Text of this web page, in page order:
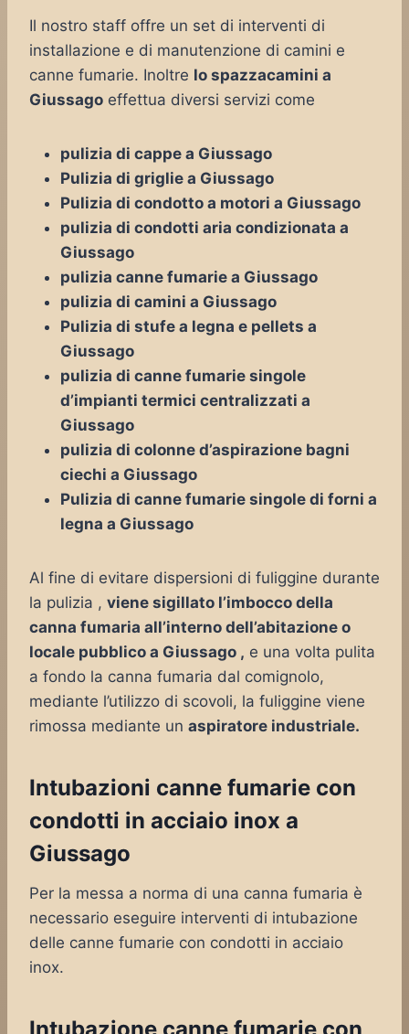
Il nostro staff offre un set di interventi di
installazione e di manutenzione di camini e
canne fumarie. Inoltre lo spazzacamini a
Giussago effettua diversi servizi come
pulizia di cappe a Giussago
Pulizia di griglie a Giussago
Pulizia di condotto a motori a Giussago
pulizia di condotti aria condizionata a
Giussago
pulizia canne fumarie a Giussago
pulizia di camini a Giussago
Pulizia di stufe a legna e pellets a
Giussago
pulizia di canne fumarie singole
d’impianti termici centralizzati a
Giussago
pulizia di colonne d’aspirazione bagni
ciechi a Giussago
Pulizia di canne fumarie singole di forni a
legna a Giussago
Al fine di evitare dispersioni di fuliggine durante
la pulizia , viene sigillato l’imbocco della
canna fumaria all’interno dell’abitazione o
locale pubblico a Giussago , e una volta pulita
a fondo la canna fumaria dal comignolo,
mediante l’utilizzo di scovoli, la fuliggine viene
rimossa mediante un aspiratore industriale.
Intubazioni canne fumarie con
condotti in acciaio inox a
Giussago
Per la messa a norma di una canna fumaria è
necessario eseguire interventi di intubazione
delle canne fumarie con condotti in acciaio
inox.